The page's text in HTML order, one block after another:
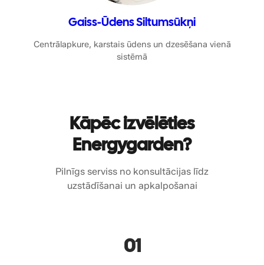
Gaiss-Ūdens Siltumsūkņi
Centrālapkure, karstais ūdens un dzesēšana vienā
sistēmā
Kāpēc izvēlēties
Energygarden?
Pilnīgs serviss no konsultācijas līdz
uzstādīšanai un apkalpošanai
01